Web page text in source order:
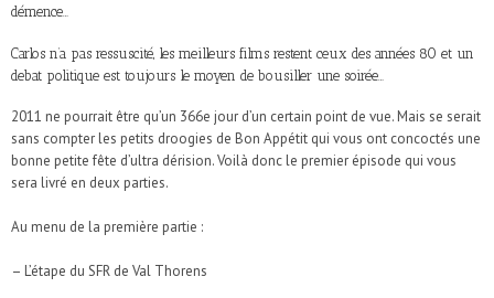
démence…
Carlos n’a pas ressuscité, les meilleurs films restent ceux des années 80 et un
debat politique est toujours le moyen de bousiller une soirée…
2011 ne pourrait être qu’un 366e jour d’un certain point de vue. Mais se serait
sans compter les petits droogies de Bon Appétit qui vous ont concoctés une
bonne petite fête d’ultra dérision. Voilà donc le premier épisode qui vous
sera livré en deux parties.
Au menu de la première partie :
– L’étape du SFR de Val Thorens